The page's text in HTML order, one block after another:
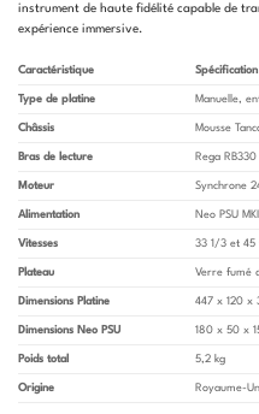
instrument de haute fidélité capable de
expérience immersive.
Caractéristique Spécification
Type de platine Manuelle,
Châssis Mousse
Bras de lecture Rega
Moteur Synchrone
Alimentation Neo PSU
Vitesses 33 1/3 et 45
Plateau Verre fumé
Dimensions Platine 447 x 120 x
Dimensions Neo PSU 180 x 50 x
Poids total 5,2 kg
Origine Royaume-